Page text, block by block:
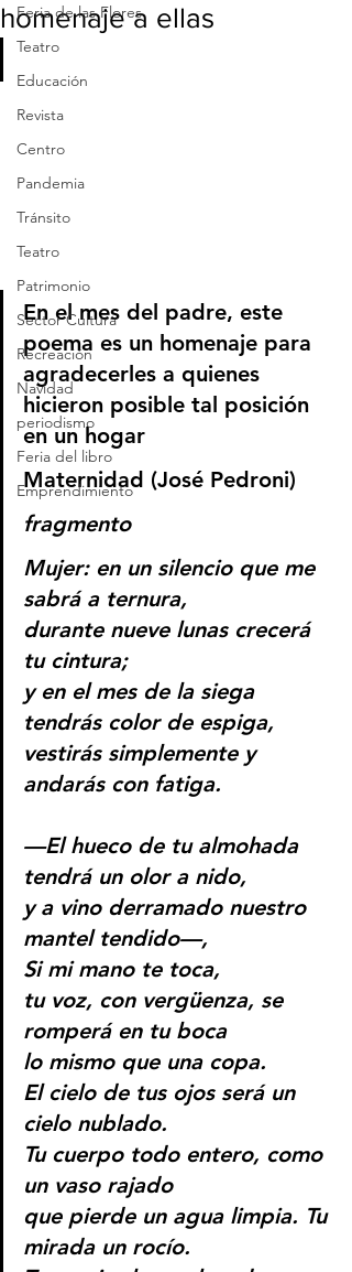
Feria de las Flores
Teatro
Educación
Revista
Centro
Pandemia
Tránsito
Teatro
Patrimonio
Sector Cultura
Recreación
Navidad
periodismo
Feria del libro
Emprendimiento
homenaje a ellas
En el mes del padre, este
poema es un homenaje para
agradecerles a quienes
hicieron posible tal posición
en un hogar
Maternidad (José Pedroni)
fragmento
Mujer: en un silencio que me
sabrá a ternura,
durante nueve lunas crecerá
tu cintura;
y en el mes de la siega
tendrás color de espiga,
vestirás simplemente y
andarás con fatiga.
—El hueco de tu almohada
tendrá un olor a nido,
y a vino derramado nuestro
mantel tendido—,
Si mi mano te toca,
tu voz, con vergüenza, se
romperá en tu boca
lo mismo que una copa.
El cielo de tus ojos será un
cielo nublado.
Tu cuerpo todo entero, como
un vaso rajado
que pierde un agua limpia. Tu
mirada un rocío.